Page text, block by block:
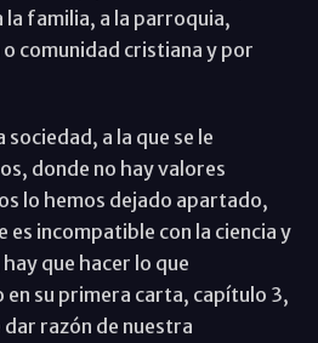
la familia, a la parroquia,
comunidad cristiana y por
sociedad, a la que se le
donde no hay valores
lo hemos dejado apartado,
es incompatible con la ciencia y
que hacer lo que
en su primera carta, capítulo 3,
razón de nuestra